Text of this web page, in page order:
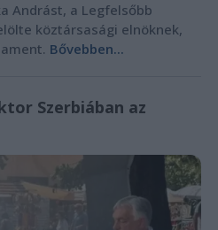
Andrást, a Legfelsőbb
köztársasági elnöknek,
Bővebben...
Szerbiában az